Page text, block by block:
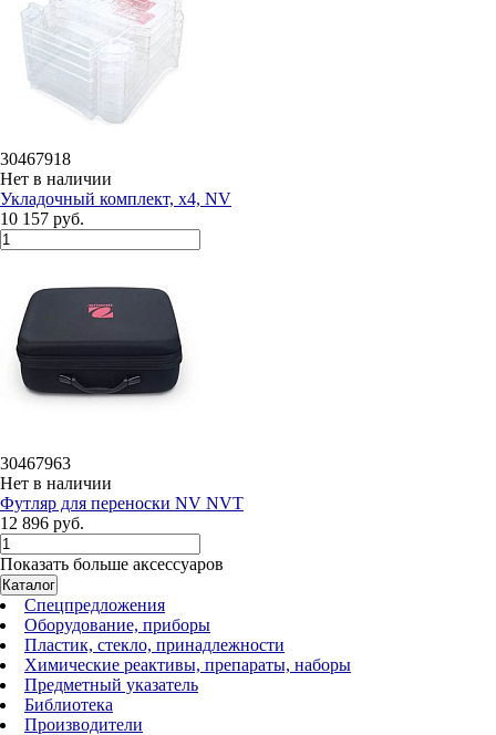
30467918
Нет в наличии
Укладочный комплект, x4, NV
10 157 руб.
30467963
Нет в наличии
Футляр для переноски NV NVT
12 896 руб.
Показать больше аксессуаров
Каталог
Спецпредложения
Оборудование, приборы
Пластик, стекло, принадлежности
Химические реактивы, препараты, наборы
Предметный указатель
Библиотека
Производители